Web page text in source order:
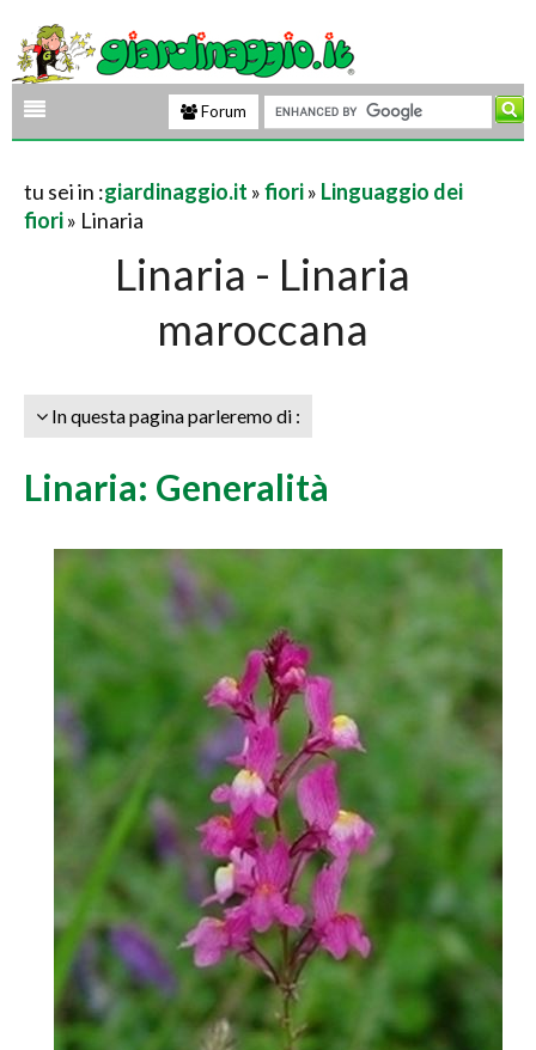
Forum
tu sei in :giardinaggio.it »fiori» Linguaggio dei
fiori» Linaria
Linaria - Linaria
maroccana
In questa pagina parleremo di :
Linaria: Generalità